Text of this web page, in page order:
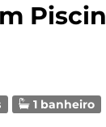
1 banheiro